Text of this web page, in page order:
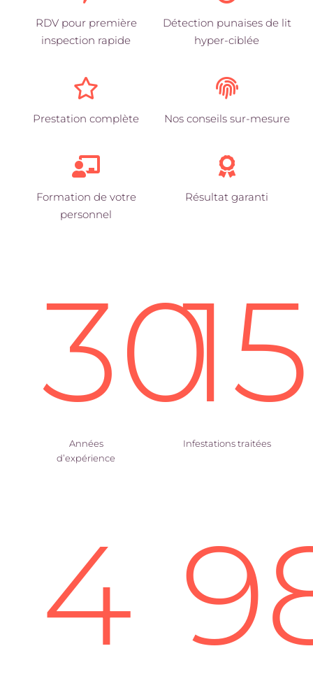
RDV pour première
inspection rapide
Détection punaises de lit
hyper-ciblée
Prestation complète Nos conseils sur-mesure
Formation de votre
personnel
Résultat garanti
30
Années
d’expérience
Infestations traitées
4